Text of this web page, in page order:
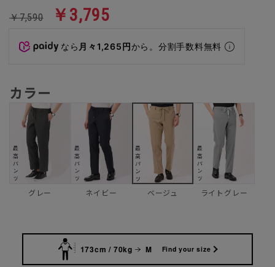
￥7,590 ￥3,795
なら 月々1,265円から。分割手数料無料
カラー
グレー ネイビー ベージュ ライトグレー
173cm / 70kg M Find your size